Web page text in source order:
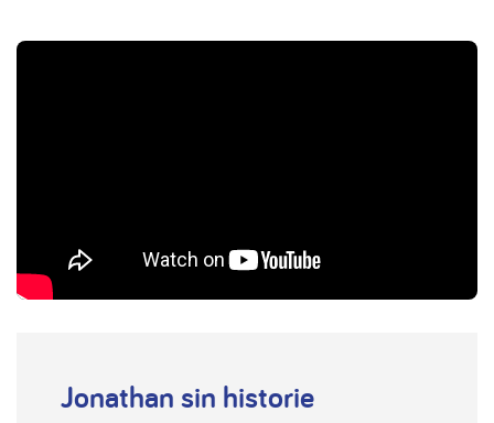
Jonathan sin historie